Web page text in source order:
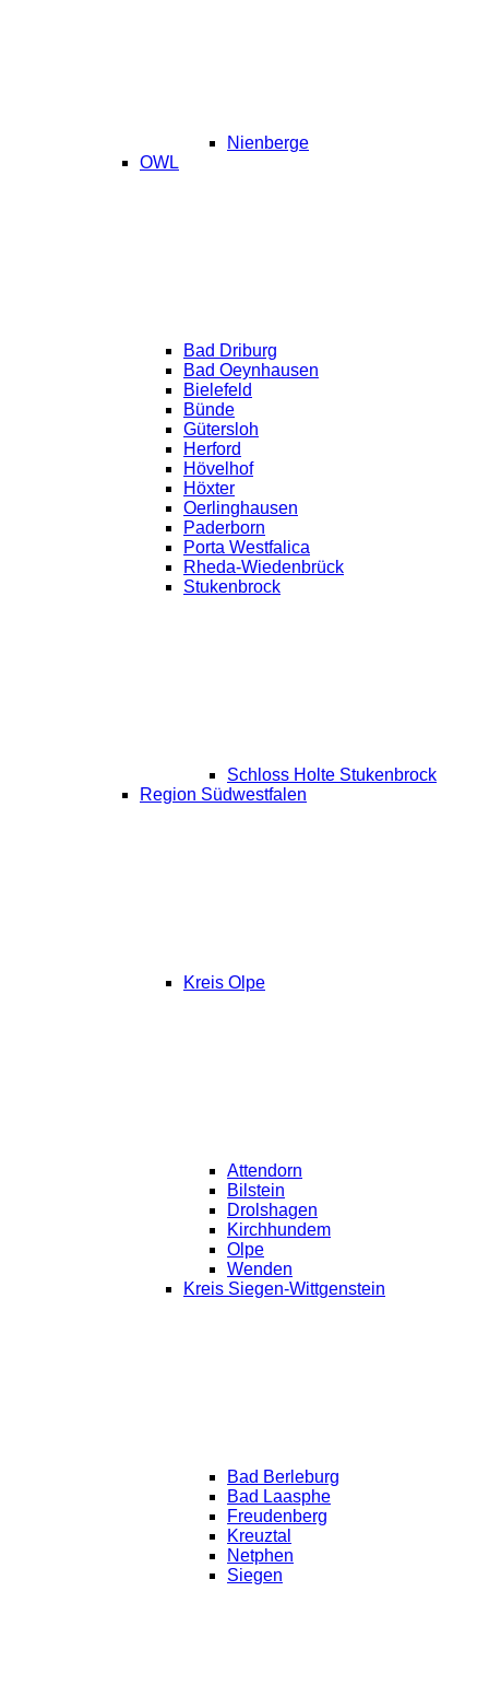
Nienberge
OWL
Bad Driburg
Bad Oeynhausen
Bielefeld
Bünde
Gütersloh
Herford
Hövelhof
Höxter
Oerlinghausen
Paderborn
Porta Westfalica
Rheda-Wiedenbrück
Stukenbrock
Schloss Holte Stukenbrock
Region Südwestfalen
Kreis Olpe
Attendorn
Bilstein
Drolshagen
Kirchhundem
Olpe
Wenden
Kreis Siegen-Wittgenstein
Bad Berleburg
Bad Laasphe
Freudenberg
Kreuztal
Netphen
Siegen